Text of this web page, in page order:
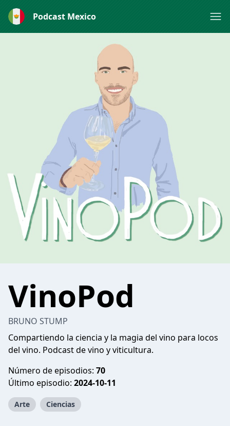
Podcast Mexico
VinoPod
BRUNO STUMP
Compartiendo la ciencia y la magia del vino para locos
del vino. Podcast de vino y viticultura.
Número de episodios: 70
Último episodio: 2024-10-11
Arte Ciencias